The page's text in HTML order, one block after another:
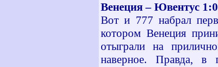
Венеция – Ювентус 1:0
Вот и 777 набрал
котором Венеция
отыграли на
наверное. Правда, в